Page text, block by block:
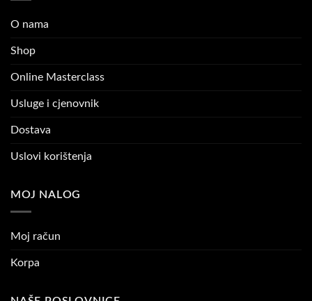
O nama
Shop
Online Masterclass
Usluge i cjenovnik
Dostava
Uslovi korištenja
MOJ NALOG
Moj račun
Korpa